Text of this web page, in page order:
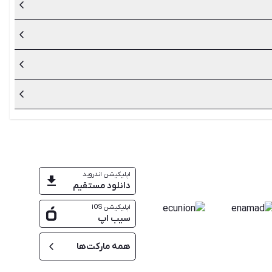
شده است.
هستند و در دادگاه می‌توان به آن‌ها استناد نمود.
از هر گونه مشکلی باید پیگیر سلسله قولنامه‌های ملک
اپلیکیشن اندروید
دانلود مستقیم
اپلیکیشن iOS
سیب اپ
همه مارکت‌ها